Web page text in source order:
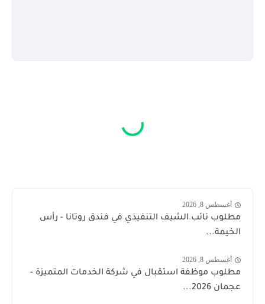
أغسطس 8, 2026
مطلوب نائب الشيف التنفيذي في فندق روتانا - رأس
الخيمة...
أغسطس 8, 2026
مطلوب موظفة استقبال في شركة الخدمات المتميزة -
عجمان 2026...